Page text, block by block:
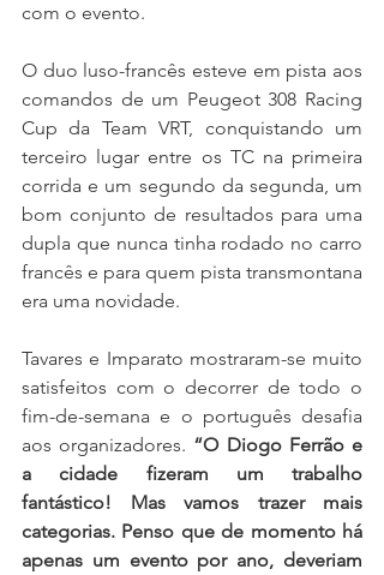
com o evento.
O duo luso-francês esteve em pista aos
comandos de um Peugeot 308 Racing
Cup da Team VRT, conquistando um
terceiro lugar entre os TC na primeira
corrida e um segundo da segunda, um
bom conjunto de resultados para uma
dupla que nunca tinha rodado no carro
francês e para quem pista transmontana
era uma novidade.
Tavares e Imparato mostraram-se muito
satisfeitos com o decorrer de todo o
fim-de-semana e o português desafia
aos organizadores. “O Diogo Ferrão e
a cidade fizeram um trabalho
fantástico! Mas vamos trazer mais
categorias. Penso que de momento há
apenas um evento por ano, deveriam